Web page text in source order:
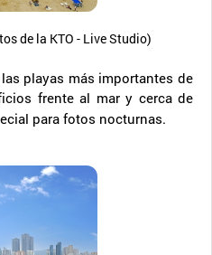
de la KTO - Live Studio)
playas más importantes de
frente al mar y cerca de
para fotos nocturnas.